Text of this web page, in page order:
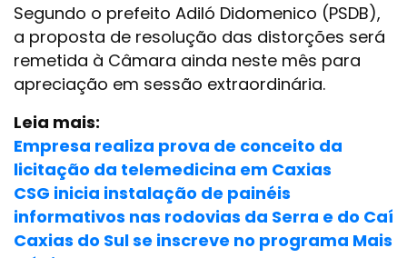
Segundo o prefeito Adiló Didomenico (PSDB),
a proposta de resolução das distorções será
remetida à Câmara ainda neste mês para
apreciação em sessão extraordinária.
Leia mais:
Empresa realiza prova de conceito da
licitação da telemedicina em Caxias
CSG inicia instalação de painéis
informativos nas rodovias da Serra e do Caí
Caxias do Sul se inscreve no programa Mais